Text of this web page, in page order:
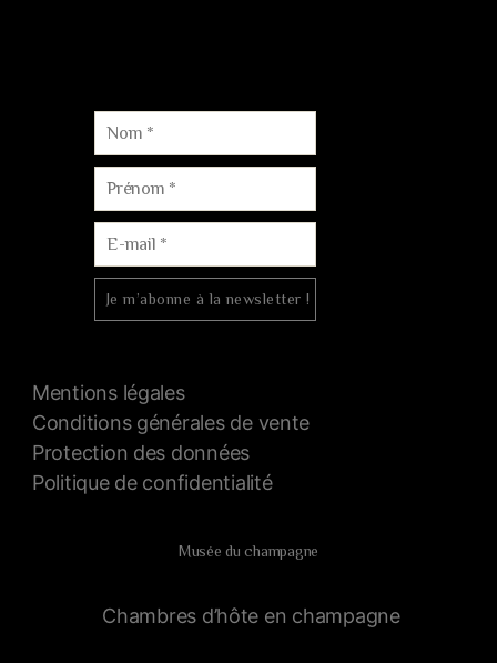
Mentions légales
Conditions générales de vente
Protection des données
Politique de confidentialité
Musée du champagne
Chambres d’hôte en champagne